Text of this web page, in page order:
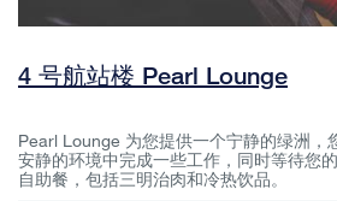
4 号航站楼 Pearl Lounge
Pearl Lounge 为您提供一个宁静的绿洲，
安静的环境中完成一些工作，同时等待您
自助餐，包括三明治肉和冷热饮品。